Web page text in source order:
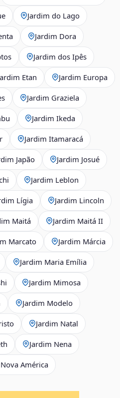
Jardim do Lago
Jardim Dora
Jardim dos Ipês
Etan Jardim Europa
Jardim Graziela
Jardim Ikeda
Jardim Itamaracá
Japão Jardim Josué
Jardim Leblon
Lígia Jardim Lincoln
Maitá Jardim Maitá II
Marcato Jardim Márcia
Jardim Maria Emília
Jardim Mimosa
Jardim Modelo
Jardim Natal
Jardim Nena
América